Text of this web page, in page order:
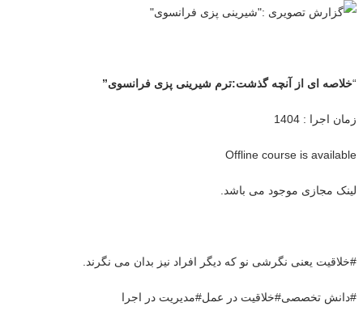
“خلاصه ای از آنچه گذشت:ترم شیرینی پزی فرانسوی”
زمان اجرا : 1404
Offline course is available
لینک مجازی موجود می باشد.
#خلاقیت یعنی نگرشی نو که دیگر افراد نیز بدان می نگرند.
#دانش تخصصی#خلاقیت در عمل#مدیریت در اجرا